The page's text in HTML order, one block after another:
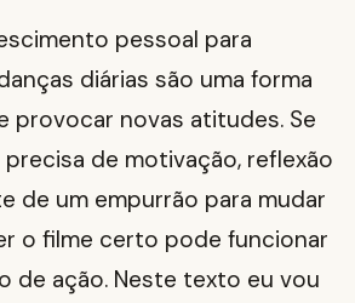
pessoal para
diárias são uma forma
provocar novas atitudes. Se
de motivação, reflexão
de um empurrão para mudar
o filme certo pode funcionar
de ação. Neste texto eu vou